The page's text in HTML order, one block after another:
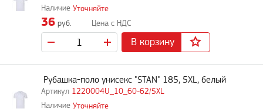
Уточняйте
36 руб.
В корзину
1220004U_10_60-62/5XL
Рубашка-поло унисекс "STAN" 185, 5XL, белый
Уточняйте